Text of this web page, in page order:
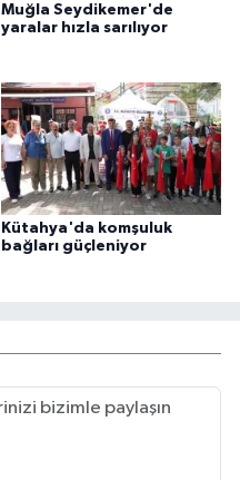
Muğla Seydikemer'de
yaralar hızla sarılıyor
Kütahya'da komşuluk
bağları güçleniyor